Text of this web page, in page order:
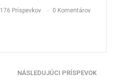
176 Príspevkov 0 Komentárov
NÁSLEDUJÚCI PRÍSPEVOK